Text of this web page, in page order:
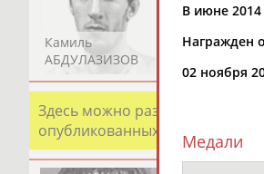
Камиль
АБДУЛАЗИЗОВ
Загалав
Здесь можно разместить
опубликованных записях.
В июне
Награжден
02 ноября
Медали